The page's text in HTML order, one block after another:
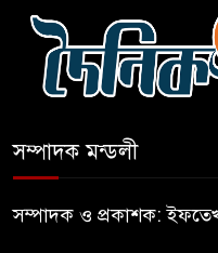
৬
সম্পাদক মন্ডলী
সম্পাদক ও প্রকাশক: